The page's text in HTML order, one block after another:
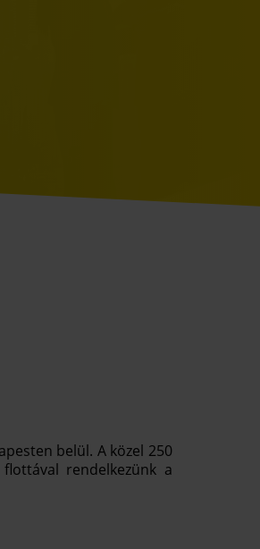
belül. A közel 250
rendelkezünk a